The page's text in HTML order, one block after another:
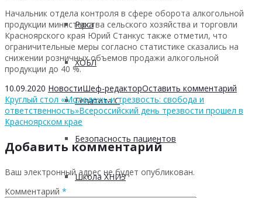
Рака
ХОБЛ
Гепатита С
Безопасность пациентов
Школа ХНИЗ
Начальник отдела контроля в сфере оборота алкогольной
продукции министерства сельского хозяйства и торговли
Красноярского края Юрий Станкус также отметил, что
ограничительные меры согласно статистике сказались на
снижении розничных объемов продажи алкогольной
продукции до 40 %.
10.09.2020 НовостиШеф-редакторОставить комментарий
Круглый стол «Молодежь и трезвость: свобода и
ответственность»Всероссийский день трезвости прошел в
Красноярском крае
Добавить комментарий
Ваш электронный адрес не будет опубликован.
Комментарий *